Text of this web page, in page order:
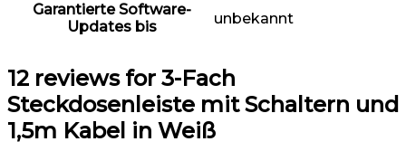
Garantierte Software-
Updates bis
unbekannt
12 reviews for 3-Fach
Steckdosenleiste mit Schaltern und
1,5m Kabel in Weiß